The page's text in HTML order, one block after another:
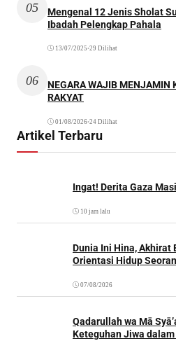
05
Mengenal 12 Jenis Sholat
Ibadah Pelengkap Pahala
13/07/2025 •29 Dilihat
06
NEGARA WAJIB MENJAMIN
RAKYAT
01/08/2026•24 Dilihat
Artikel Terbaru
Ingat! Derita Gaza
10 jam lalu
Dunia Ini Hina, Akhirat
Orientasi Hidup
07/08/2026
Qadarullah wa Mā
Keteguhan Jiwa